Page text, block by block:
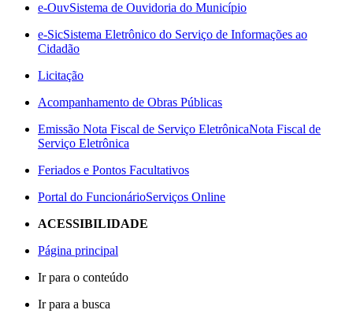
e-OuvSistema de Ouvidoria do Município
e-SicSistema Eletrônico do Serviço de Informações ao
Cidadão
Licitação
Acompanhamento de Obras Públicas
Emissão Nota Fiscal de Serviço EletrônicaNota Fiscal de
Serviço Eletrônica
Feriados e Pontos Facultativos
Portal do FuncionárioServiços Online
ACESSIBILIDADE
Página principal
Ir para o conteúdo
Ir para a busca